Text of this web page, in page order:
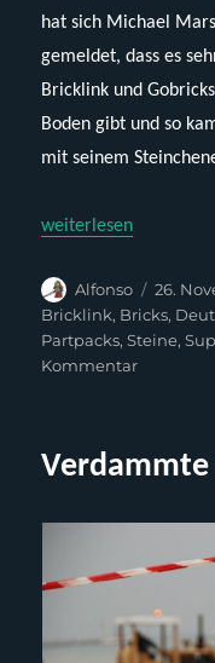
hat sich Michael
gemeldet, dass es
Bricklink und
Boden gibt und so
mit seinem
„Gestatten,
weiterlesen
Autor
Alfonso
am
26.
Bricklink, Bricks,
Partpacks,Steine,
Kommentarzu